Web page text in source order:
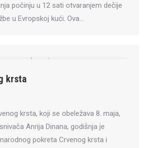
počinju u 12 sati otvaranjem dečije
u Evropskoj kući. Ova…
krsta
krsta, koji se obeležava 8. maja,
Anrija Dinana, godišnja je
pokreta Crvenog krsta i